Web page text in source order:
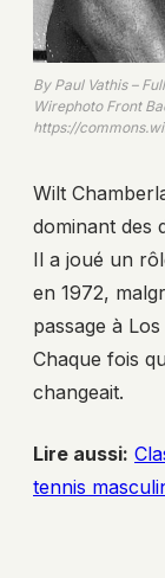
By Paul Vathis –
Wirephoto Front
https://
Wilt
dominant des
Il a joué un
en 1972,
passage à
Chaque fois
changeait.
Lire aussi:
tennis